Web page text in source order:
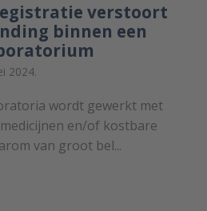
verstoort
binnen een
2024.
wordt gewerkt met
en/of kostbare
van groot bel...